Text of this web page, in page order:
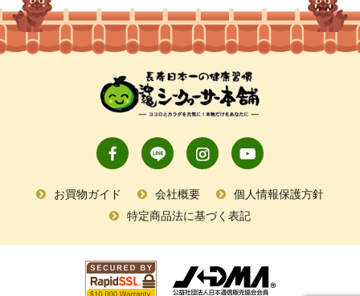
お買物ガイド 会社概要
個人情報保護方針
特定商品法に基づく表記